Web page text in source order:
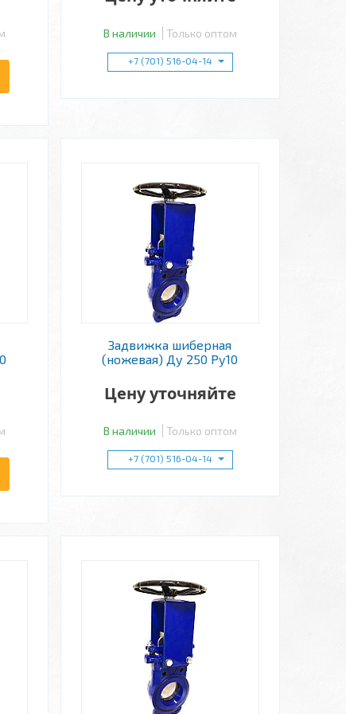
В наличии Только оптом
+7 (701) 516-04-14
Задвижка шиберная
(ножевая) Ду 250 Ру10
Цену уточняйте
В наличии Только оптом
+7 (701) 516-04-14